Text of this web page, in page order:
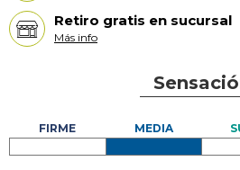
Retiro gratis en sucursal
Más info